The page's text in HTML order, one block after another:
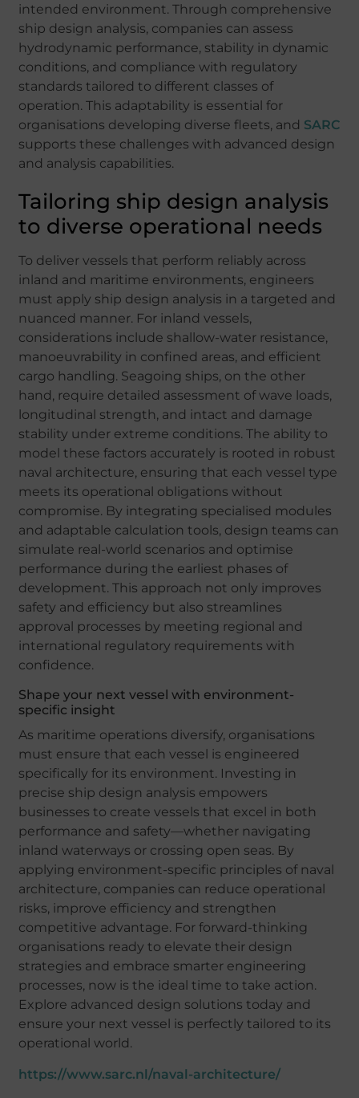
intended environment. Through comprehensive
ship design analysis, companies can assess
hydrodynamic performance, stability in dynamic
conditions, and compliance with regulatory
standards tailored to different classes of
operation. This adaptability is essential for
organisations developing diverse fleets, and SARC
supports these challenges with advanced design
and analysis capabilities.
Tailoring ship design analysis
to diverse operational needs
To deliver vessels that perform reliably across
inland and maritime environments, engineers
must apply ship design analysis in a targeted and
nuanced manner. For inland vessels,
considerations include shallow-water resistance,
manoeuvrability in confined areas, and efficient
cargo handling. Seagoing ships, on the other
hand, require detailed assessment of wave loads,
longitudinal strength, and intact and damage
stability under extreme conditions. The ability to
model these factors accurately is rooted in robust
naval architecture, ensuring that each vessel type
meets its operational obligations without
compromise. By integrating specialised modules
and adaptable calculation tools, design teams can
simulate real-world scenarios and optimise
performance during the earliest phases of
development. This approach not only improves
safety and efficiency but also streamlines
approval processes by meeting regional and
international regulatory requirements with
confidence.
Shape your next vessel with environment-
specific insight
As maritime operations diversify, organisations
must ensure that each vessel is engineered
specifically for its environment. Investing in
precise ship design analysis empowers
businesses to create vessels that excel in both
performance and safety—whether navigating
inland waterways or crossing open seas. By
applying environment-specific principles of naval
architecture, companies can reduce operational
risks, improve efficiency and strengthen
competitive advantage. For forward-thinking
organisations ready to elevate their design
strategies and embrace smarter engineering
processes, now is the ideal time to take action.
Explore advanced design solutions today and
ensure your next vessel is perfectly tailored to its
operational world.
https://www.sarc.nl/naval-architecture/